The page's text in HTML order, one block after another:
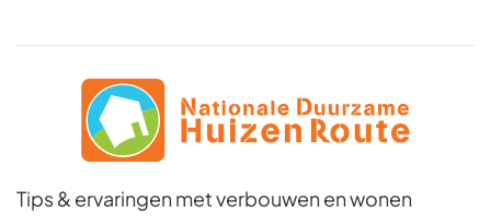
Tips & ervaringen met verbouwen en wonen